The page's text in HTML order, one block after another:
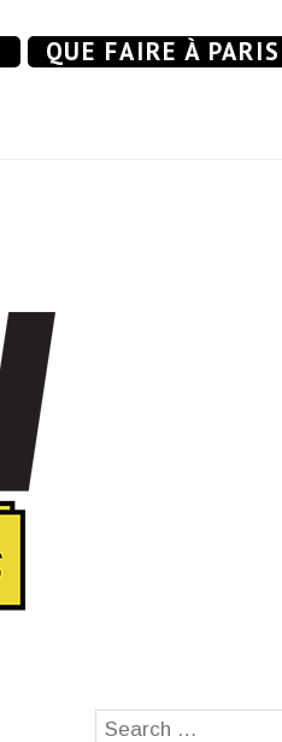
QUE FAIRE À PARIS
Search